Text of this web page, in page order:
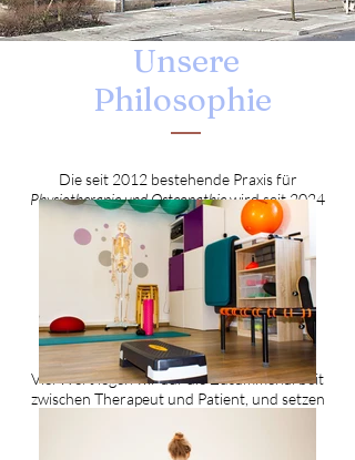
Unsere
Philosophie
Die seit 2012 bestehende Praxis für
Physiotherapie und Osteopathiewird seit 2024
von den beiden Inhaberinnen
Eva-Maria Bauer und
Laura Schaible
geleitet.
Wir sind einemanualtherapeutische
Schwerpunktpraxismit der ergänzenden
Therapiemethode der
Osteopathie und Naturheilkunde
Viel Wert legen wir auf die Zusammenarbeit
zwischen Therapeut und Patient, und setzen
desjenigen.